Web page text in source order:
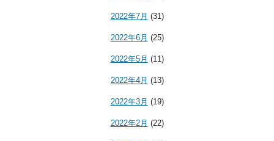
2022年7月 (31)
2022年6月 (25)
2022年5月 (11)
2022年4月 (13)
2022年3月 (19)
2022年2月 (22)